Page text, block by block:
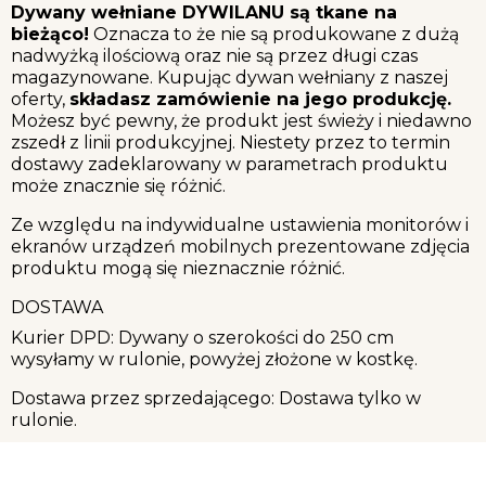
Dywany wełniane DYWILANU są tkane na
bieżąco! Oznacza to że nie są produkowane z dużą
nadwyżką ilościową oraz nie są przez długi czas
magazynowane. Kupując dywan wełniany z naszej
oferty, składasz zamówienie na jego produkcję.
Możesz być pewny, że produkt jest świeży i niedawno
zszedł z linii produkcyjnej. Niestety przez to termin
dostawy zadeklarowany w parametrach produktu
może znacznie się różnić.
Ze względu na indywidualne ustawienia monitorów i
ekranów urządzeń mobilnych prezentowane zdjęcia
produktu mogą się nieznacznie różnić.
DOSTAWA
Kurier DPD: Dywany o szerokości do 250 cm
wysyłamy w rulonie, powyżej złożone w kostkę.
Dostawa przez sprzedającego: Dostawa tylko w
rulonie.